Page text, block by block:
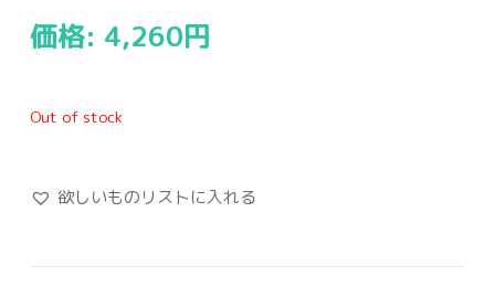
価格: 4,260円
Out of stock
欲しいものリストに入れる